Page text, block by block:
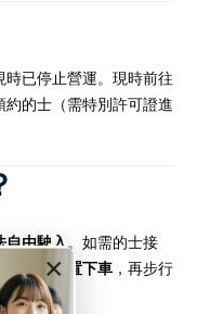
×
已停止營運。現時前往
的士（需特別許可證進
自由駛入。如需的士接
收費站位置下車 ，再步行